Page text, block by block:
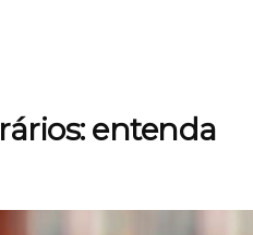
entenda